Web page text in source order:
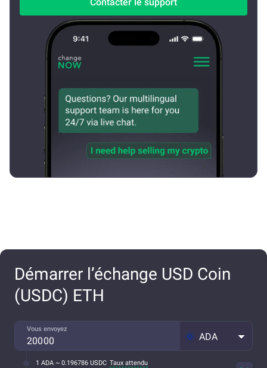
Démarrer l’échange USD Coin
(USDC) ETH
Vous envoyez
ADA
1 ADA ~ 0.196786 USDC Taux attendu